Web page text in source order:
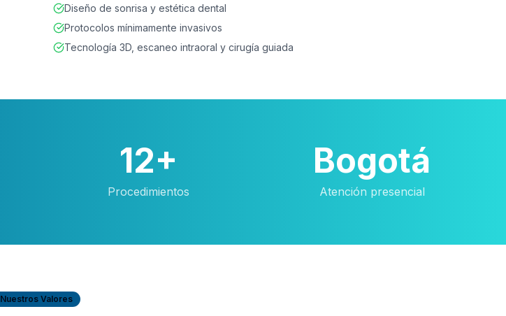
Diseño de sonrisa y estética dental
Protocolos mínimamente invasivos
Tecnología 3D, escaneo intraoral y cirugía guiada
12+
Procedimientos
Bogotá
Atención presencial
Nuestros Valores